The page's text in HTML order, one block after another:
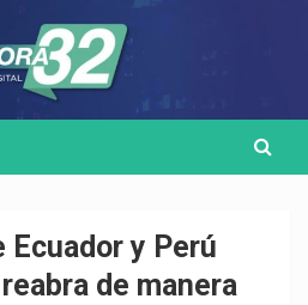
Ecuador y Perú
de manera